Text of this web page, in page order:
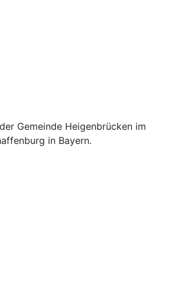
Gemeinde Heigenbrücken im
in Bayern.